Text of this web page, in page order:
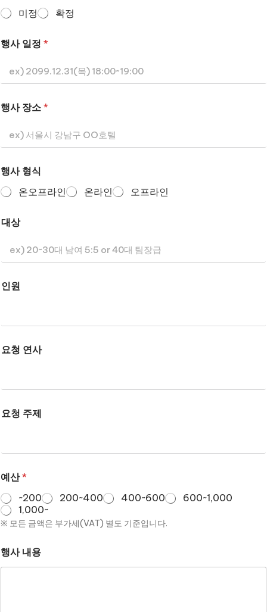
미정
확정
행사 일정 *
행사 장소 *
행사 형식
온오프라인
온라인 오프라인
대상
인원
요청 연사
요청 주제
예산*
~200
200~400 400~600
600~1,000
1,000~
※ 모든 금액은 부가세(VAT) 별도 기준입니다.
행사 내용